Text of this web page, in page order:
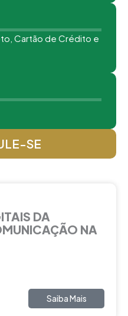
Cartão de Crédito e
SE
DA
NA
Saiba Mais